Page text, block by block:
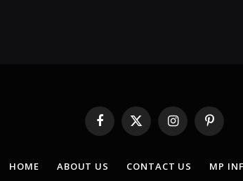
Facebook
X
(Twitter)
InstagramPinterest
HOME ABOUT US CONTACT US MP